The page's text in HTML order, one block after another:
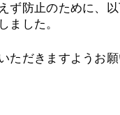
ず防止のために、
ました。
ただきますようお